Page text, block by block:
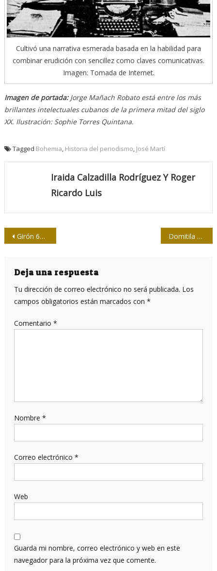
Cultivó una narrativa esmerada basada en la habilidad para
combinar erudición con sencillez como claves comunicativas.
Imagen: Tomada de Internet.
Imagen de portada:Jorge Mañach Robato está entre los más
brillantes intelectuales cubanos de la primera mitad del siglo
XX. Ilustración: Sophie Torres Quintana.
Tagged Bohemia, Historia del periodismo, José Martí
Iraida Calzadilla Rodríguez Y Roger
Ricardo Luis
Navegación
entradas
Girón 64 y el apartado que le junta a sus lectores Domitila García Doménico de Coronado
Deja una respuesta
Tu dirección de correo electrónico no será publicada. Los
campos obligatorios están marcados con *
Comentario *
Nombre *
Correo electrónico *
Web
Guarda mi nombre, correo electrónico y web en este
navegador para la próxima vez que comente.